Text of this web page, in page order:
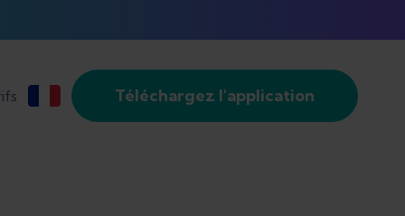
Téléchargez l'application